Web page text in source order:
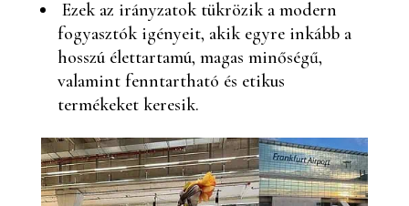
Ezek az irányzatok tükrözik a modern
fogyasztók igényeit, akik egyre inkább a
hosszú élettartamú, magas minőségű,
valamint fenntartható és etikus
termékeket keresik.